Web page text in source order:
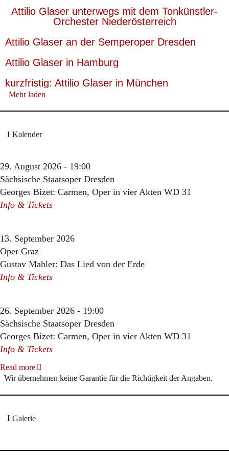
Attilio Glaser unterwegs mit dem Tonkünstler-
Orchester Niederösterreich
Attilio Glaser an der Semperoper Dresden
Attilio Glaser in Hamburg
kurzfristig: Attilio Glaser in München
Mehr laden
Kalender
29. August 2026 - 19:00
Sächsische Staatsoper Dresden
Georges Bizet: Carmen, Oper in vier Akten WD 31
Info & Tickets
13. September 2026
Oper Graz
Gustav Mahler: Das Lied von der Erde
Info & Tickets
26. September 2026 - 19:00
Sächsische Staatsoper Dresden
Georges Bizet: Carmen, Oper in vier Akten WD 31
Info & Tickets
Read more
Wir übernehmen keine Garantie für die Richtigkeit der Angaben.
Galerie